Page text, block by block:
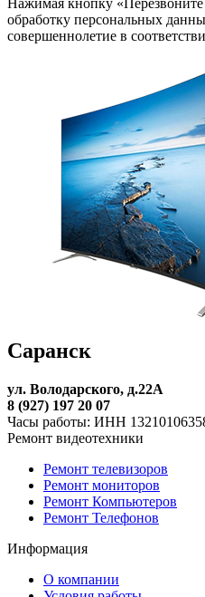
обработку персональных
совершеннолетие в
Саранск
ул. Володарского, д.22А
8 (927) 197 20 07
Часы работы: ИНН
Ремонт видеотехники
Ремонт телевизоров
Ремонт мониторов
Ремонт Компьютеров
Ремонт Телефонов
Информация
О компании